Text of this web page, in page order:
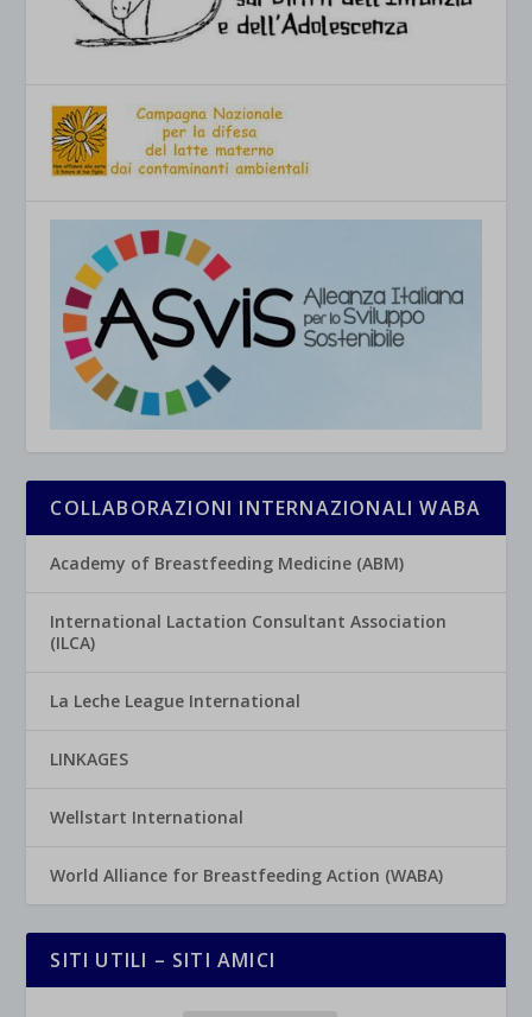
COLLABORAZIONI INTERNAZIONALI WABA
Academy of Breastfeeding Medicine (ABM)
International Lactation Consultant Association
(ILCA)
La Leche League International
LINKAGES
Wellstart International
World Alliance for Breastfeeding Action (WABA)
SITI UTILI – SITI AMICI